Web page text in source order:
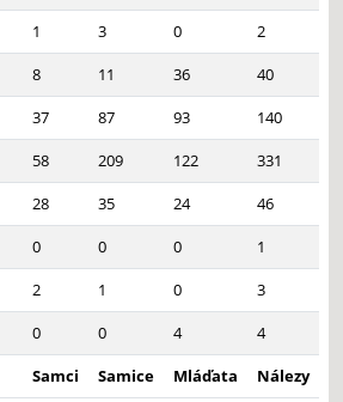
1 3 0
2
8 11 36
40
37 87 93
140
58 209 122
331
28 35 24
46
0 0 0
1
2 1 0
3
0 0 4
4
Samci
Samice Mláďata Nálezy